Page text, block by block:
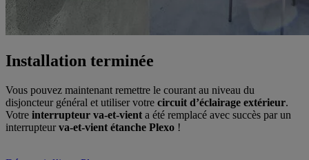
Installation terminée
Vous pouvez maintenant remettre le courant au niveau du
disjoncteur général et utiliser votre circuit d’éclairage extérieur.
Votre interrupteur va-et-vient a été remplacé avec succès par un
interrupteurva-et-vient étanche Plexo !